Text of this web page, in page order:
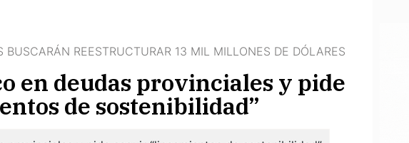
BUSCARÁN REESTRUCTURAR 13 MIL MILLONES DE DÓLARES
en deudas provinciales y pide
de sostenibilidad”